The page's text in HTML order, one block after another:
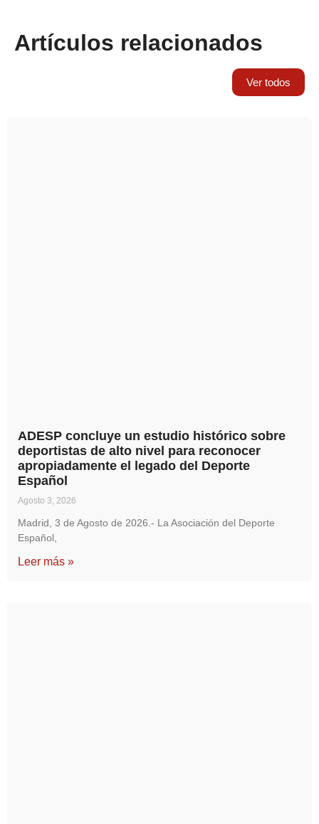
Artículos relacionados
Ver todos
ADESP concluye un estudio histórico sobre
deportistas de alto nivel para reconocer
apropiadamente el legado del Deporte
Español
Agosto 3, 2026
Madrid, 3 de Agosto de 2026.- La Asociación del Deporte
Español,
Leer más »